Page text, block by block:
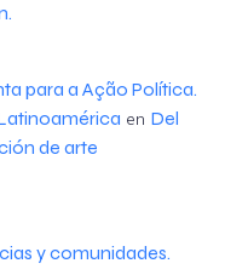
para a Ação Política.
en Del
de arte
y comunidades.